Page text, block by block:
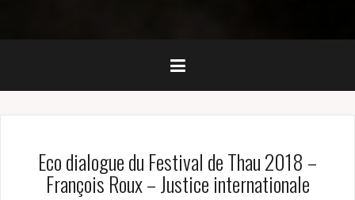
Eco dialogue du Festival de Thau 2018 –
François Roux – Justice internationale